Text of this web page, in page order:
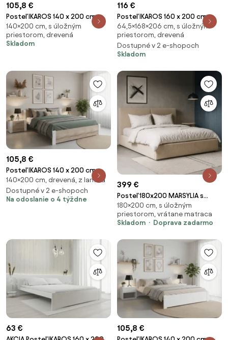
105,8 €
Posteľ IKAROS 140 x 200 cm,
biela/dub hľuzovka Rošt: Bez
roštu, Matrac: Bez matraca
140×200 cm, s úložným
priestorom, drevená
Skladom
116 €
Posteľ IKAROS 160 x 200 cm,
betón/biela Rošt: Bez roštu,
Matrac: Bez matraca
64,5×168×206 cm, s úložným
priestorom, drevená
Dostupné v 2 e-shopoch
Skladom
105,8 €
Posteľ IKAROS 140 x 200 cm,
biela/dub sonoma Rošt: Bez
roštu, Matrac: Bez matraca
140×200 cm, drevená, z lamina
Dostupné v 2 e-shopoch
Na odoslanie o 4 týždne
399 €
Posteľ 180x200 MARSYLIA s
úložným priestorom béžová
manšestrová
180×200 cm, s úložným
priestorom, vrátane matraca
Skladom
Doprava zadarmo
63 € 105,8 €